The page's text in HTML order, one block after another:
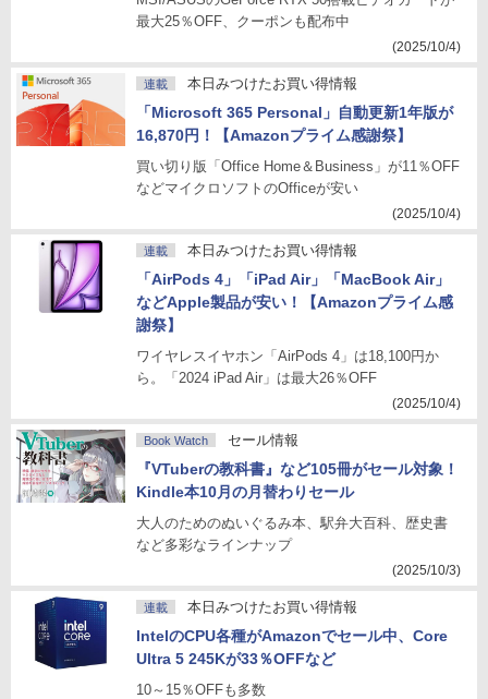
最大25％OFF、クーポンも配布中
(2025/10/4)
連載 本日みつけたお買い得情報
「Microsoft 365 Personal」自動更新1年版が
16,870円！【Amazonプライム感謝祭】
買い切り版「Office Home＆Business」が11％OFF
などマイクロソフトのOfficeが安い
(2025/10/4)
連載 本日みつけたお買い得情報
「AirPods 4」「iPad Air」「MacBook Air」
などApple製品が安い！【Amazonプライム感
謝祭】
ワイヤレスイヤホン「AirPods 4」は18,100円か
ら。「2024 iPad Air」は最大26％OFF
(2025/10/4)
Book Watch セール情報
『VTuberの教科書』など105冊がセール対象！
Kindle本10月の月替わりセール
大人のためのぬいぐるみ本、駅弁大百科、歴史書
など多彩なラインナップ
(2025/10/3)
連載 本日みつけたお買い得情報
IntelのCPU各種がAmazonでセール中、Core
Ultra 5 245Kが33％OFFなど
10～15％OFFも多数